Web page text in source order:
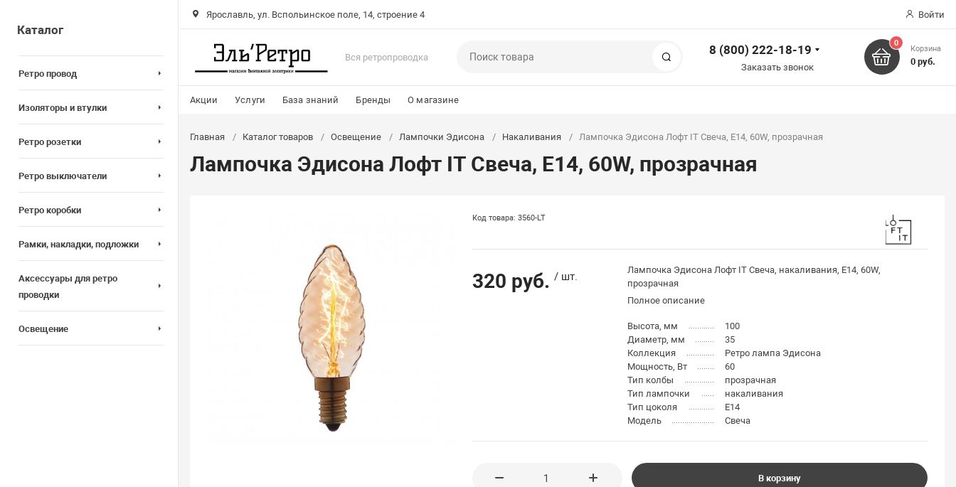
Ярославль, ул. Вспольинское поле, 14, строение 4 Войти
Вся ретропроводка 8 (800) 222-18-19
Заказать звонок
0
Корзина
0 руб.
Акции Услуги База знаний Бренды О магазине
Каталог
Ретро провод
Изоляторы и втулки
Ретро розетки
Ретро выключатели
Ретро коробки
Рамки, накладки, подложки
Аксессуары для ретро
проводки
Освещение
Главная Каталог товаров Освещение Лампочки Эдисона Накаливания Лампочка Эдисона Лофт IT Свеча, E14, 60W, прозрачная
Лампочка Эдисона Лофт IT Свеча, E14, 60W, прозрачная
Код товара: 3560-LT
320 руб. / шт.
Лампочка Эдисона Лофт IT Свеча, накаливания, E14, 60W,
прозрачная
Полное описание
Высота, мм
100
Диаметр, мм
35
Коллекция
Ретро лампа Эдисона
Мощность, Вт
60
Тип колбы
прозрачная
Тип лампочки
накаливания
Тип цоколя
E14
Модель
Свеча
В корзину